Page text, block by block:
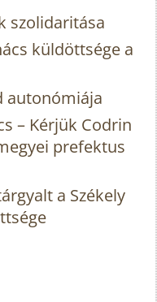
szolidaritása
küldöttsége a
autonómiája
– Kérjük Codrin
prefektus
a Székely